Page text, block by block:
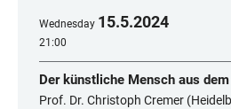
Wednesday 15.5.2024
21:00
Der künstliche Mensch aus
Prof. Dr. Christoph Cremer